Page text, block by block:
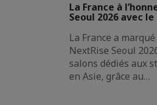
La France à
Seoul 2026 avec
La France a
NextRise Seoul
salons dédiés aux
en Asie, grâce au…